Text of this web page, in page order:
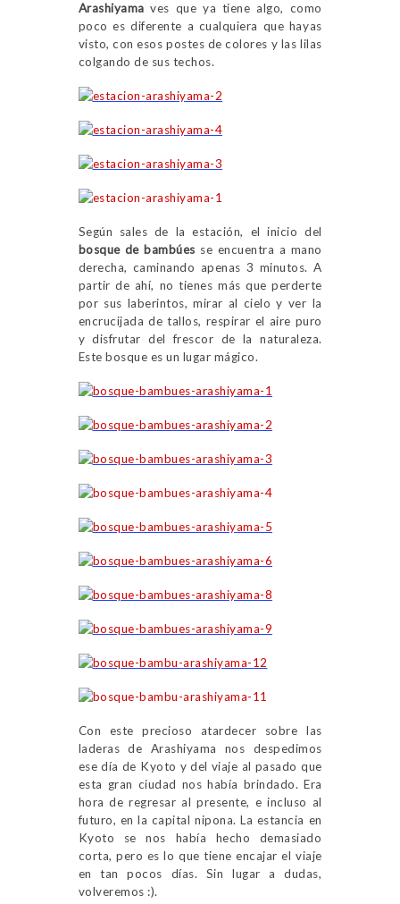
Arashiyama ves que ya tiene algo, como
poco es diferente a cualquiera que hayas
visto, con esos postes de colores y las lilas
colgando de sus techos.
Según sales de la estación, el inicio del
bosque de bambúes se encuentra a mano
derecha, caminando apenas 3 minutos. A
partir de ahí, no tienes más que perderte
por sus laberintos, mirar al cielo y ver la
encrucijada de tallos, respirar el aire puro
y disfrutar del frescor de la naturaleza.
Este bosque es un lugar mágico.
Con este precioso atardecer sobre las
laderas de Arashiyama nos despedimos
ese día de Kyoto y del viaje al pasado que
esta gran ciudad nos había brindado. Era
hora de regresar al presente, e incluso al
futuro, en la capital nipona. La estancia en
Kyoto se nos había hecho demasiado
corta, pero es lo que tiene encajar el viaje
en tan pocos días. Sin lugar a dudas,
volveremos :).